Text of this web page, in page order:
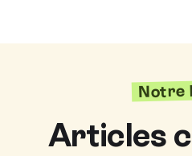
Notre
Articles